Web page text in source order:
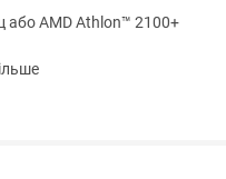
або AMD Athlon™ 2100+